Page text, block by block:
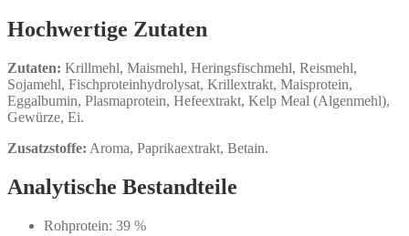
Hochwertige Zutaten
Zutaten: Krillmehl, Maismehl, Heringsfischmehl, Reismehl,
Sojamehl, Fischproteinhydrolysat, Krillextrakt, Maisprotein,
Eggalbumin, Plasmaprotein, Hefeextrakt, Kelp Meal (Algenmehl),
Gewürze, Ei.
Zusatzstoffe: Aroma, Paprikaextrakt, Betain.
Analytische Bestandteile
Rohprotein: 39 %